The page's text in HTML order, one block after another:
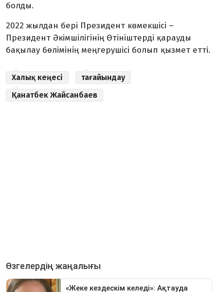
болды.
2022 жылдан бері Президент көмекшісі –
Президент Әкімшілігінің Өтініштерді қарауды
бақылау бөлімінің меңгерушісі болып қызмет етті.
Халық кеңесі
тағайындау
Қанатбек Жайсанбаев